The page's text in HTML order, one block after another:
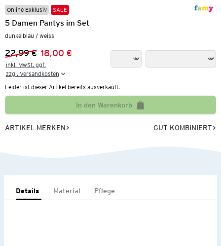
Online Exklusiv SALE
5 Damen Pantys im Set
dunkelblau / weiss
Vorheriger Preis:
22,99 €
Neuer Preis:18,00 €
inkl. MwSt. ggf.
zzgl. Versandkosten
Leider ist dieser Artikel bereits ausverkauft.
In den Warenkorb
ARTIKEL MERKEN GUT KOMBINIERT
Details Material Pflege